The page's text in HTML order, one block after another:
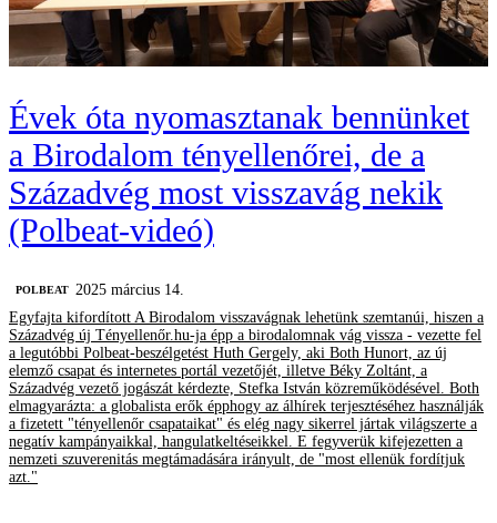
Évek óta nyomasztanak bennünket
a Birodalom tényellenőrei, de a
Századvég most visszavág nekik
(Polbeat-videó)
‎POLBEAT
2025 március 14.
Egyfajta kifordított A Birodalom visszavágnak lehetünk szemtanúi, hiszen a
Századvég új Tényellenőr.hu-ja épp a birodalomnak vág vissza - vezette fel
a legutóbbi Polbeat-beszélgetést Huth Gergely, aki Both Hunort, az új
elemző csapat és internetes portál vezetőjét, illetve Béky Zoltánt, a
Századvég vezető jogászát kérdezte, Stefka István közreműködésével. Both
elmagyarázta: a globalista erők épphogy az álhírek terjesztéséhez használják
a fizetett "tényellenőr csapataikat" és elég nagy sikerrel jártak világszerte a
negatív kampányaikkal, hangulatkeltéseikkel. E fegyverük kifejezetten a
nemzeti szuverenitás megtámadására irányult, de "most ellenük fordítjuk
azt."